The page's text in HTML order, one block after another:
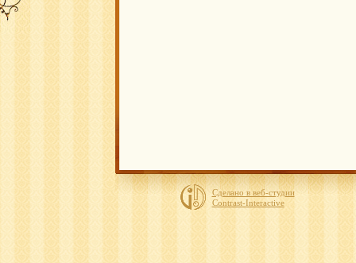
Сделано в веб-студии
Contrast-Interactive